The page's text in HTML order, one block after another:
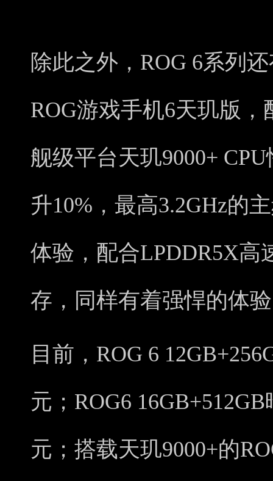
除此之外，ROG 6系列
ROG游戏手机6天玑版
舰级平台天玑9000+
升10%，最高3.2GHz的
体验，配合LPDDR5X高
存，同样有着强悍的体
目前，ROG 6
元；ROG6
元；搭载天玑9000+的